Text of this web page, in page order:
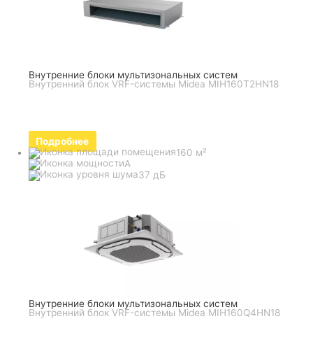
Внутренние блоки мультизональных систем
Внутренний блок VRF-системы Midea MIH160T2HN18
Подробнее
160 м²
A
37 дБ
Внутренние блоки мультизональных систем
Внутренний блок VRF-системы Midea MIH160Q4HN18